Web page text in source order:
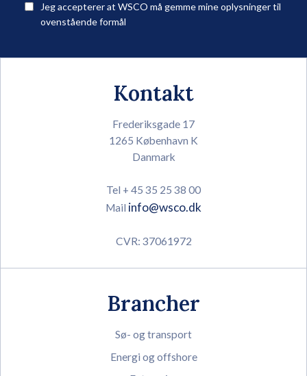
Jeg accepterer at WSCO må gemme mine oplysninger til
ovenstående formål
Kontakt
Frederiksgade 17
1265 København K
Danmark
Tel + 45 35 25 38 00
Mail info@wsco.dk
CVR: 37061972
Brancher
Sø- og transport
Energi og offshore